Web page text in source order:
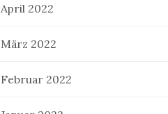
April 2022
März 2022
Februar 2022